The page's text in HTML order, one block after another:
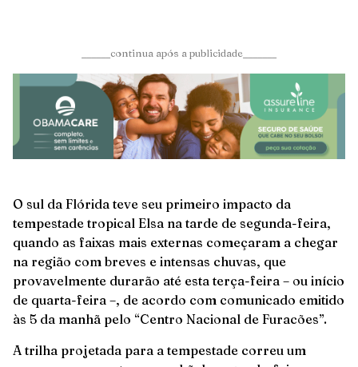
______continua após a publicidade_______
O sul da Flórida teve seu primeiro impacto da
tempestade tropical Elsa na tarde de segunda-feira,
quando as faixas mais externas começaram a chegar
na região com breves e intensas chuvas, que
provavelmente durarão até esta terça-feira – ou início
de quarta-feira –, de acordo com comunicado emitido
às 5 da manhã pelo “Centro Nacional de Furacões”.
A trilha projetada para a tempestade correu um